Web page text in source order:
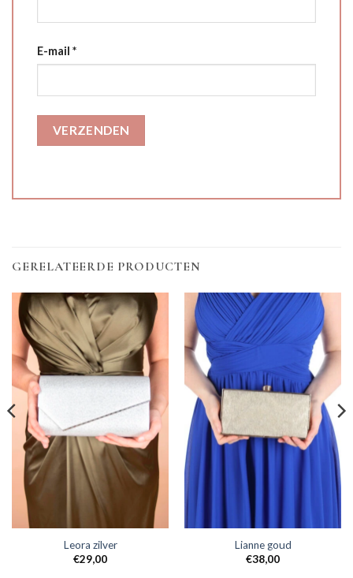
E-mail *
GERELATEERDE PRODUCTEN
Leora zilver
€29,00
Lianne goud
€38,00